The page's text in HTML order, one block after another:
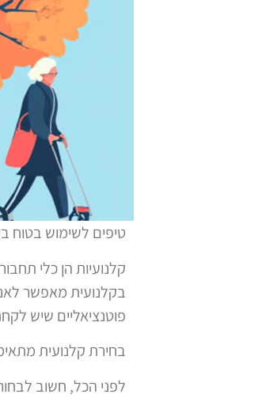
טיפים לשימוש בטוח
קלנועיות הן כלי
בקלנועית מאפשר
פוטנציאליים שיש
בחירת קלנועית
לפני הכל, חשוב